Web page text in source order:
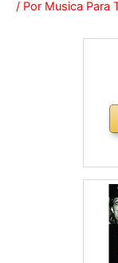
/ Por Musica Para